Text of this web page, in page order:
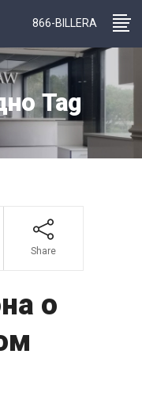
866-BILLERA
Tag
Share
о